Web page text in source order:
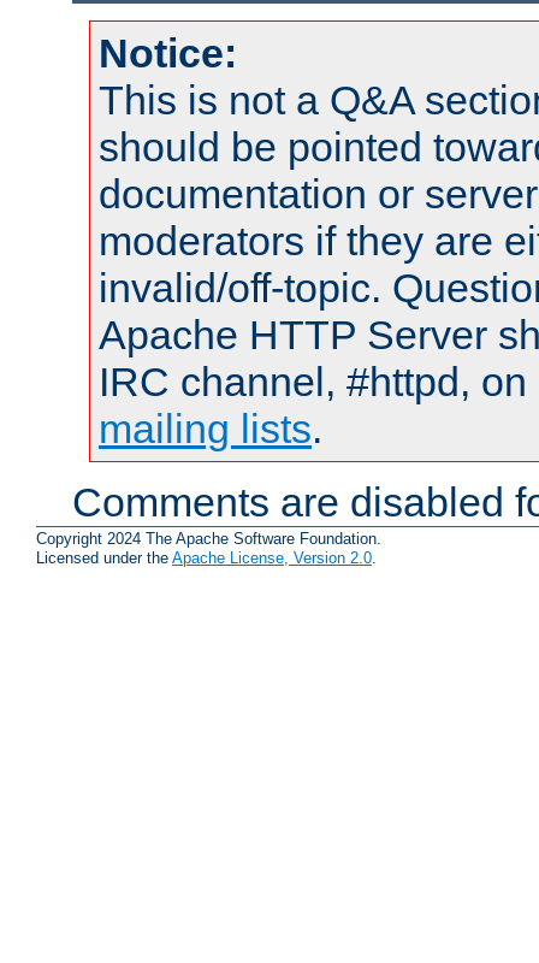
Notice:
This is not a Q&A
should be pointed
documentation or
moderators if they are
invalid/off-topic.
Apache HTTP Server
IRC channel, #httpd,
mailing lists.
Comments are disabled
Copyright 2024 The Apache Software Foundation.
Licensed under the Apache License, Version 2.0.